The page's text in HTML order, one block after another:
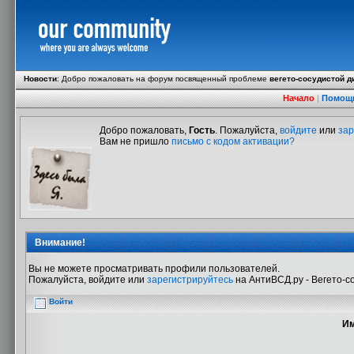
Новости:Добро пожаловать на форум посвященный проблемевегето-сосудистой
Начало|
Добро пожаловать, Гость. Пожалуйста, войдите или
Вам не пришло письмо с кодом активации?
Внимание!
Вы не можете просматривать профили пользователей.
Пожалуйста, войдите или зарегистрируйтесь на АнтиВСД.ру - Вегето-
Войти